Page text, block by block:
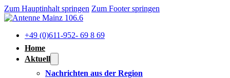
Zum Hauptinhalt springen Zum Footer springen
+49 (0)611-952- 69 8 69
Home
Aktuell
Nachrichten aus der Region